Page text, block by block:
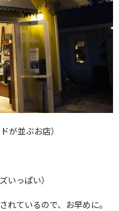
が並ぶお店）
いっぱい）
れているので、お早めに。